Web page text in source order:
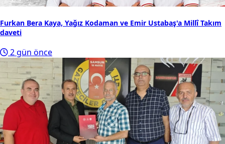
Furkan Bera Kaya, Yağız Kodaman ve Emir Ustabaş'a Millî Takım
daveti
2 gün önce